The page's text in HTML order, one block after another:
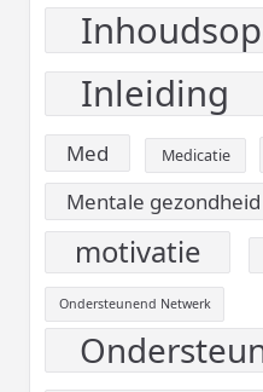
Inleiding
Med Medicatie
Mentale gezondheid
motivatie
Ondersteunend Netwerk